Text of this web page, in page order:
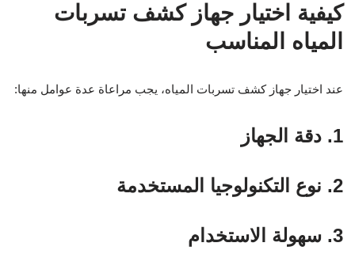
كيفية اختيار جهاز كشف تسربات
المياه المناسب
عند اختيار جهاز كشف تسربات المياه، يجب مراعاة عدة عوامل منها:
1. دقة الجهاز
2. نوع التكنولوجيا المستخدمة
3. سهولة الاستخدام